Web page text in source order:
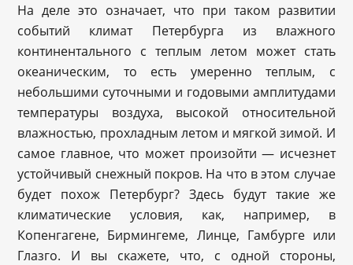
На деле это означает, что при таком развитии
событий климат Петербурга из влажного
континентального с теплым летом может стать
океаническим, то есть умеренно теплым, с
небольшими суточными и годовыми амплитудами
температуры воздуха, высокой относительной
влажностью, прохладным летом и мягкой зимой. И
самое главное, что может произойти — исчезнет
устойчивый снежный покров. На что в этом случае
будет похож Петербург? Здесь будут такие же
климатические условия, как, например, в
Копенгагене, Бирмингеме, Линце, Гамбурге или
Глазго. И вы скажете, что, с одной стороны,